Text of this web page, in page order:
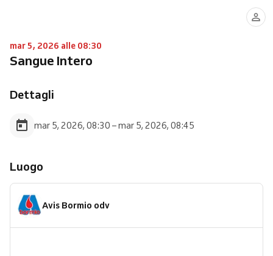
mar 5, 2026 alle 08:30
Sangue Intero
Dettagli
mar 5, 2026, 08:30 – mar 5, 2026, 08:45
Luogo
Avis Bormio odv